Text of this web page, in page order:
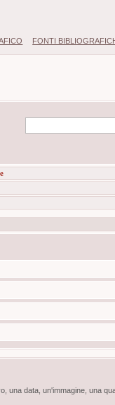
FONTI
una data, un'immagine, una